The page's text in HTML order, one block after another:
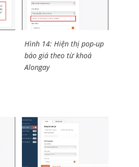
Hình 14: Hiện thị pop-up
báo giá theo từ khoá
Alongay